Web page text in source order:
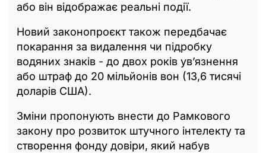
або він відображає реальні події.
Новий законопроєкт також передбачає
покарання за видалення чи підробку
водяних знаків - до двох років ув’язнення
або штраф до 20 мільйонів вон (13,6 тисячі
доларів США).
Зміни пропонують внести до Рамкового
закону про розвиток штучного інтелекту та
створення фонду довіри, який набув